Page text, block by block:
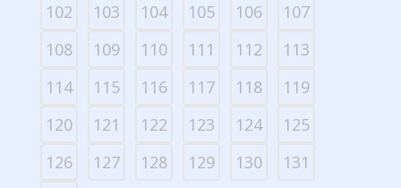
102
103 104 105 106
107
108
109 110 111 112
113
114
115 116 117 118
119
120
121 122 123 124
125
126
127 128 129 130 131